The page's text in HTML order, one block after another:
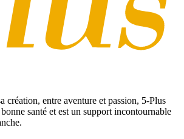
création, entre aventure et passion, 5-Plus
santé et est un support incontournable